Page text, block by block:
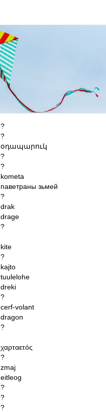
?
?
օդապարուկ
?
?
kometa
паветраны зьмей
?
drak
drage
?
kite
?
kajto
tuulelohe
dreki
?
cerf-volant
dragon
?
χαρταετός
?
zmaj
eitleog
?
?
?